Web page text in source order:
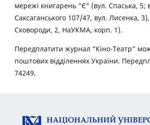
мережі книгарень “Є” (вул. Спаська, 5;
Саксаганського 107/47, вул. Лисенка, 3),
Сковороди, 2, НаУКМА, корп. 1).
Передплатити журнал “Кіно-Театр”
поштових відділеннях України.
74249.